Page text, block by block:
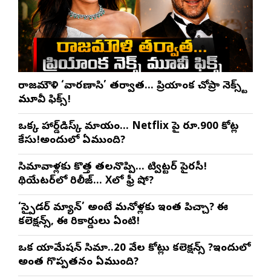
రాజమౌళి ‘వారణాసి’ తర్వాత… ప్రియాంక చోప్రా నెక్స్ట్
మూవీ ఫిక్స్!
ఒక్క హార్డ్‌డిస్క్ మాయం… Netflix పై రూ.900 కోట్ల
కేసు!అందులో ఏముంది?
సినిమావాళ్లకు కొత్త తలనొప్పి… ట్విట్టర్ పైరసీ!
థియేటర్‌లో రిలీజ్… Xలో ఫ్రీ షో?
‘స్పైడర్ మ్యాన్’ అంటే మనోళ్లకు ఇంత పిచ్చా? ఈ
కలెక్షన్స్, ఈ రికార్డులు ఏంటి!
ఒక యానిమేషన్ సినిమా..20 వేల కోట్లు కలెక్షన్స్ ?ఇందులో
అంత గొప్పతనం ఏముంది?